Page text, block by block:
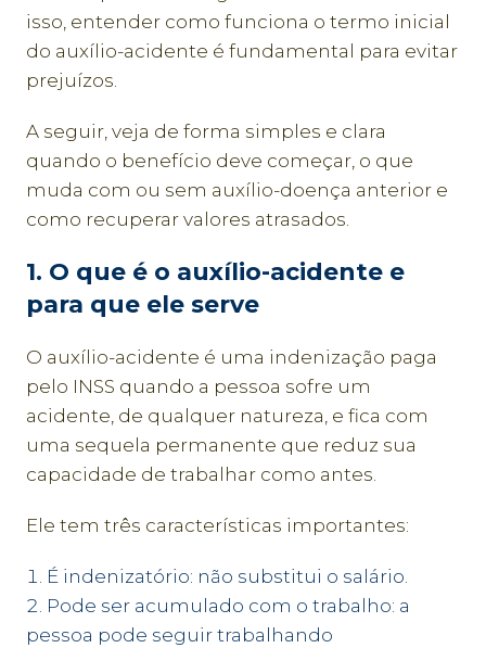
isso, entender como funciona o termo inicial
do auxílio-acidente é fundamental para evitar
prejuízos.
A seguir, veja de forma simples e clara
quando o benefício deve começar, o que
muda com ou sem auxílio-doença anterior e
como recuperar valores atrasados.
1. O que é o auxílio-acidente e
para que ele serve
O auxílio-acidente é uma indenização paga
pelo INSS quando a pessoa sofre um
acidente, de qualquer natureza, e fica com
uma sequela permanente que reduz sua
capacidade de trabalhar como antes.
Ele tem três características importantes:
É indenizatório: não substitui o salário.
Pode ser acumulado com o trabalho: a
pessoa pode seguir trabalhando